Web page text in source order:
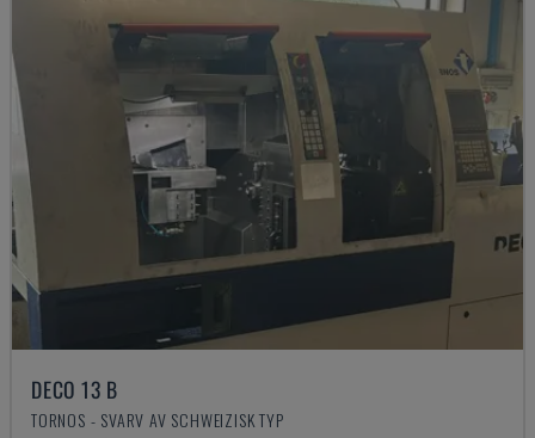
DECO 13 B
TORNOS - SVARV AV SCHWEIZISK TYP